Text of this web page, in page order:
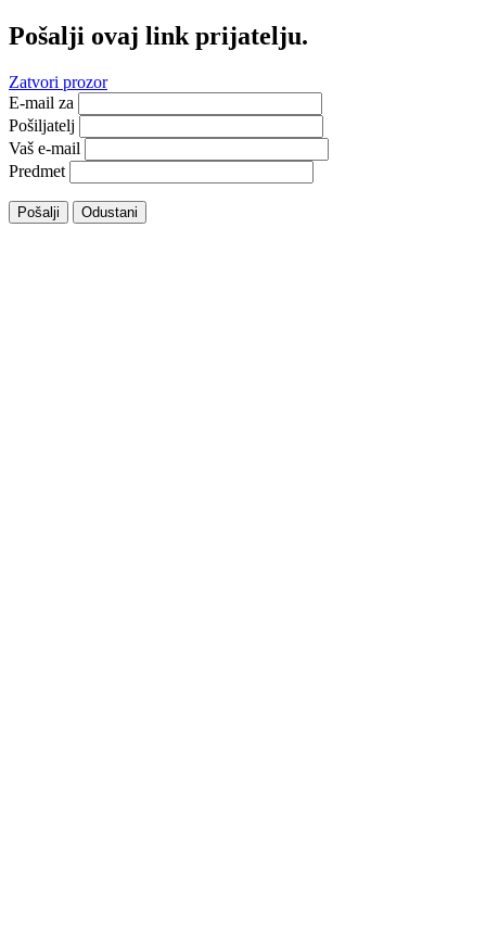
Pošalji ovaj link prijatelju.
Zatvori prozor
E-mail za
Pošiljatelj
Vaš e-mail
Predmet
Pošalji Odustani